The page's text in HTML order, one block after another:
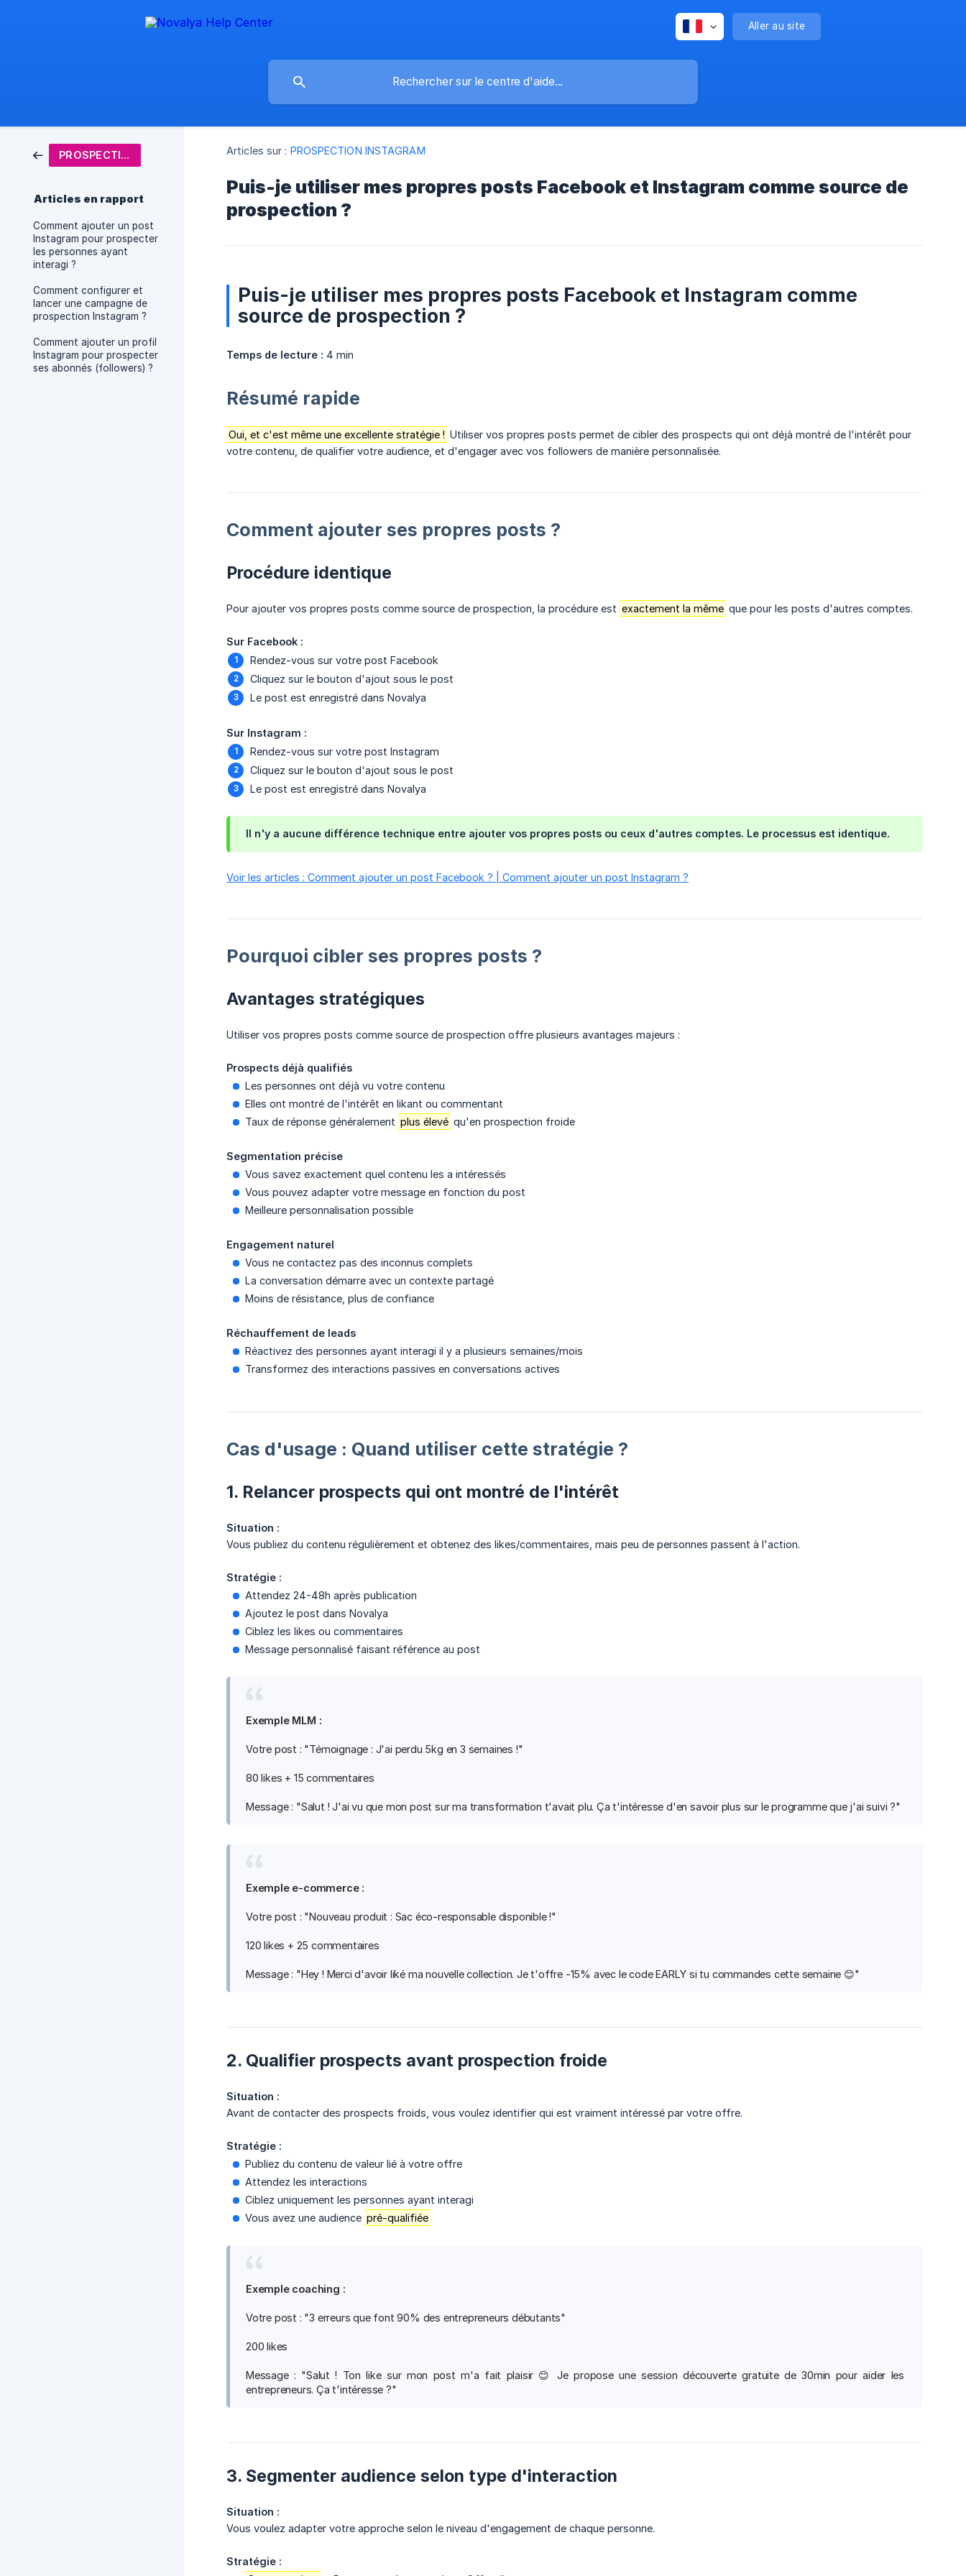
Aller au site
PROSPECTION INSTAGRAM
Articles en rapport
Comment ajouter un post
Instagram pour prospecter
les personnes ayant
interagi ?
Comment configurer et
lancer une campagne de
prospection Instagram ?
Comment ajouter un profil
Instagram pour prospecter
ses abonnés (followers) ?
Articles sur : PROSPECTION INSTAGRAM
Puis-je utiliser mes propres posts Facebook et Instagram comme source de
prospection ?
Puis-je utiliser mes propres posts Facebook et Instagram comme
source de prospection ?
Temps de lecture : 4 min
Résumé rapide
Oui, et c'est même une excellente stratégie ! Utiliser vos propres posts permet de cibler des prospects qui ont déjà montré de l'intérêt pour
votre contenu, de qualifier votre audience, et d'engager avec vos followers de manière personnalisée.
Comment ajouter ses propres posts ?
Procédure identique
Pour ajouter vos propres posts comme source de prospection, la procédure est exactement la même que pour les posts d'autres comptes.
Sur Facebook :
Rendez-vous sur votre post Facebook
Cliquez sur le bouton d'ajout sous le post
Le post est enregistré dans Novalya
Sur Instagram :
Rendez-vous sur votre post Instagram
Cliquez sur le bouton d'ajout sous le post
Le post est enregistré dans Novalya
Il n'y a aucune différence technique entre ajouter vos propres posts ou ceux d'autres comptes. Le processus est identique.
Voir les articles : Comment ajouter un post Facebook ? | Comment ajouter un post Instagram ?
Pourquoi cibler ses propres posts ?
Avantages stratégiques
Utiliser vos propres posts comme source de prospection offre plusieurs avantages majeurs :
Prospects déjà qualifiés
Les personnes ont déjà vu votre contenu
Elles ont montré de l'intérêt en likant ou commentant
Taux de réponse généralement plus élevé qu'en prospection froide
Segmentation précise
Vous savez exactement quel contenu les a intéressés
Vous pouvez adapter votre message en fonction du post
Meilleure personnalisation possible
Engagement naturel
Vous ne contactez pas des inconnus complets
La conversation démarre avec un contexte partagé
Moins de résistance, plus de confiance
Réchauffement de leads
Réactivez des personnes ayant interagi il y a plusieurs semaines/mois
Transformez des interactions passives en conversations actives
Cas d'usage : Quand utiliser cette stratégie ?
1. Relancer prospects qui ont montré de l'intérêt
Situation :
Vous publiez du contenu régulièrement et obtenez des likes/commentaires, mais peu de personnes passent à l'action.
Stratégie :
Attendez 24-48h après publication
Ajoutez le post dans Novalya
Ciblez les likes ou commentaires
Message personnalisé faisant référence au post
Exemple MLM :
Votre post : "Témoignage : J'ai perdu 5kg en 3 semaines !"
80 likes + 15 commentaires
Message : "Salut ! J'ai vu que mon post sur ma transformation t'avait plu. Ça t'intéresse d'en savoir plus sur le programme que j'ai suivi ?"
Exemple e-commerce :
Votre post : "Nouveau produit : Sac éco-responsable disponible !"
120 likes + 25 commentaires
Message : "Hey ! Merci d'avoir liké ma nouvelle collection. Je t'offre -15% avec le code EARLY si tu commandes cette semaine 😊"
2. Qualifier prospects avant prospection froide
Situation :
Avant de contacter des prospects froids, vous voulez identifier qui est vraiment intéressé par votre offre.
Stratégie :
Publiez du contenu de valeur lié à votre offre
Attendez les interactions
Ciblez uniquement les personnes ayant interagi
Vous avez une audience pré-qualifiée
Exemple coaching :
Votre post : "3 erreurs que font 90% des entrepreneurs débutants"
200 likes
Message : "Salut ! Ton like sur mon post m'a fait plaisir 😊 Je propose une session découverte gratuite de 30min pour aider les
entrepreneurs. Ça t'intéresse ?"
3. Segmenter audience selon type d'interaction
Situation :
Vous voulez adapter votre approche selon le niveau d'engagement de chaque personne.
Stratégie :